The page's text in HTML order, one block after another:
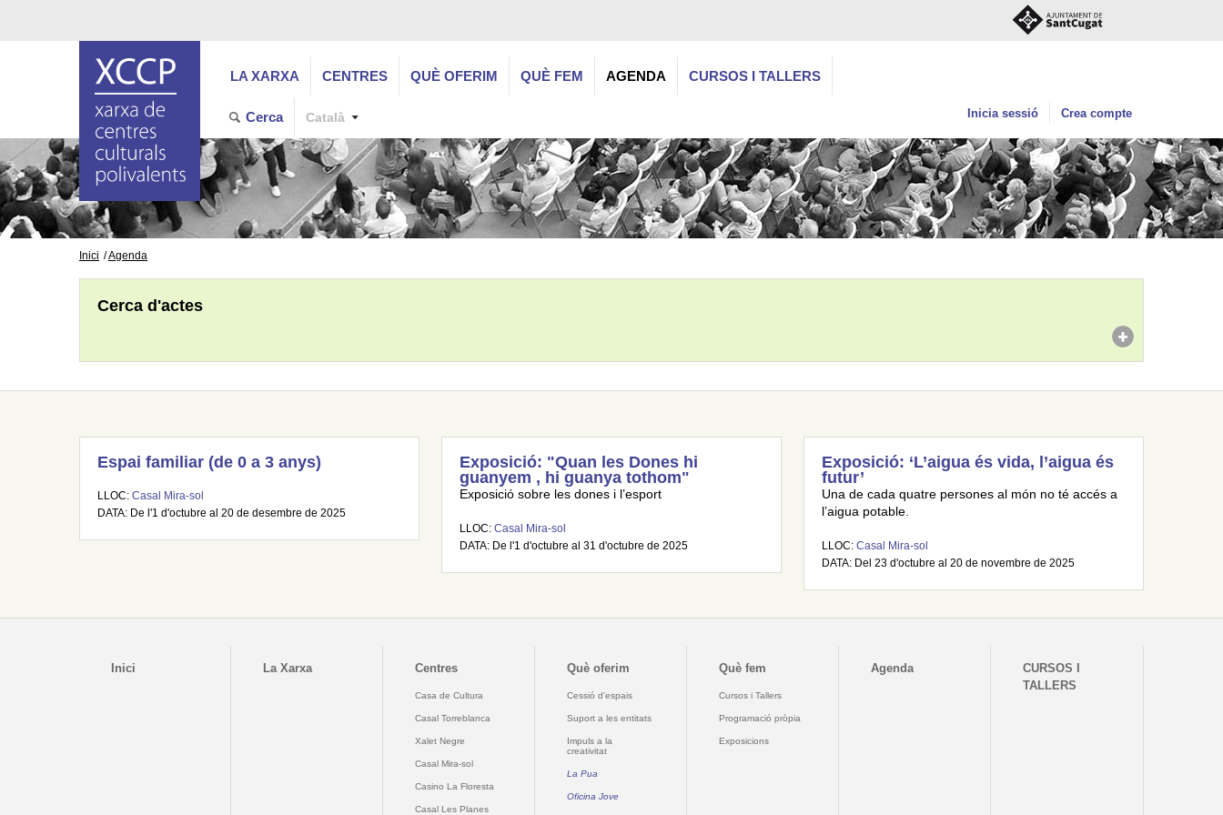
LA XARXA CENTRES QUÈ OFERIM QUÈ FEM AGENDA CURSOS I TALLERS
Cerca Català Inicia sessió Crea compte
Inici Agenda
Cerca d'actes
Espai familiar (de 0 a 3 anys)
LLOC: Casal Mira-sol
DATA: De l'1 d'octubre al 20 de desembre de 2025
Exposició: "Quan les Dones hi
guanyem , hi guanya tothom"
Exposició sobre les dones i l’esport
LLOC: Casal Mira-sol
DATA: De l'1 d'octubre al 31 d'octubre de 2025
Exposició: ‘L’aigua és vida, l’aigua és
futur’
Una de cada quatre persones al món no té accés a
l’aigua potable.
LLOC: Casal Mira-sol
DATA: Del 23 d'octubre al 20 de novembre de 2025
Inici La Xarxa Centres
Casa de Cultura
Casal Torreblanca
Xalet Negre
Casal Mira-sol
Casino La Floresta
Casal Les Planes
Què oferim
Cessió d'espais
Suport a les entitats
Impuls a la
creativitat
La Pua
Oficina Jove
Què fem
Cursos i Tallers
Programació pròpia
Exposicions
Agenda
CURSOS I
TALLERS